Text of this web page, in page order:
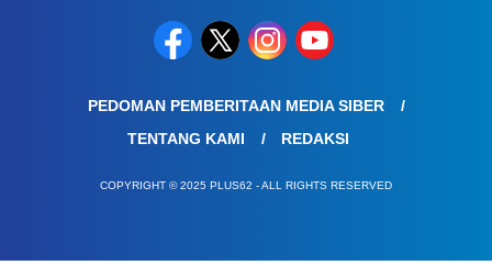
PEDOMAN PEMBERITAAN MEDIA SIBER
TENTANG KAMI
REDAKSI
COPYRIGHT © 2025 PLUS62 - ALL RIGHTS RESERVED